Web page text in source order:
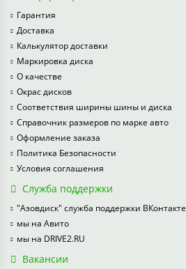
Гарантия
Доставка
Калькулятор доставки
Маркировка диска
О качестве
Окрас дисков
Соответствия ширины шины и диска
Справочник размеров по марке авто
Оформление заказа
Политика Безопасности
Условия соглашения
Служба поддержки
"Азовдиск" служба поддержки ВКонтакте
мы на Авито
мы на DRIVE2.RU
Вакансии